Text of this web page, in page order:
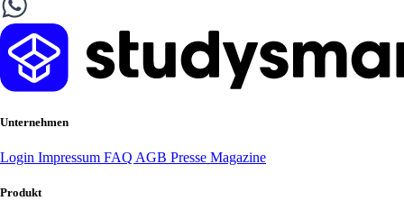
Unternehmen
Login Impressum FAQ AGB Presse Magazine
Produkt